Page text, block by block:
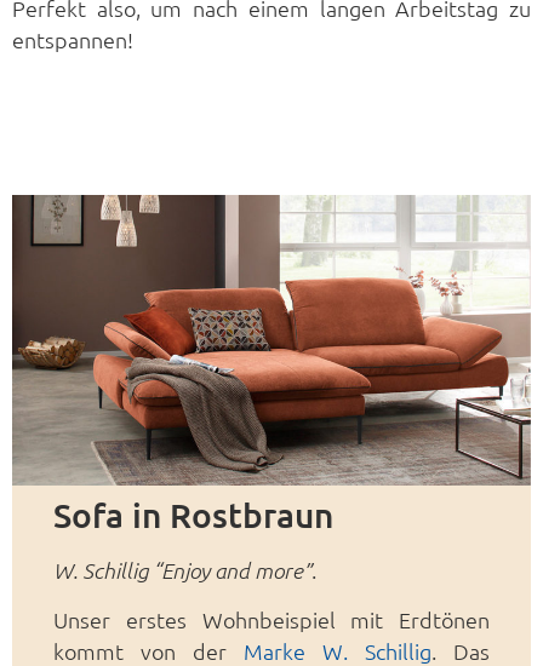
Perfekt also, um nach einem langen Arbeitstag zu
entspannen!
Sofa in Rostbraun
W. Schillig “Enjoy and more”.
Unser erstes Wohnbeispiel mit Erdtönen
kommt von der Marke W. Schillig. Das